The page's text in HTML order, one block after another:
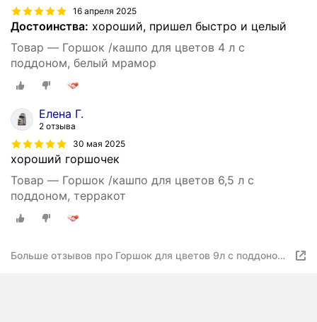
16 апреля 2025
Достоинства: хороший, пришел быстро и целый
Товар — Горшок /кашпо для цветов 4 л с
поддоном, белый мрамор
Елена Г.
2 отзыва
30 мая 2025
хороший горшочек
Товар — Горшок /кашпо для цветов 6,5 л с
поддоном, терракот
Больше отзывов про Горшок для цветов 9л с поддоном,